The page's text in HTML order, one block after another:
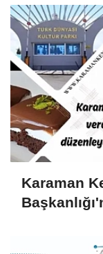
devam
Karaman